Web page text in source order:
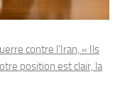
contre l’Iran, « Ils
position est clair, la